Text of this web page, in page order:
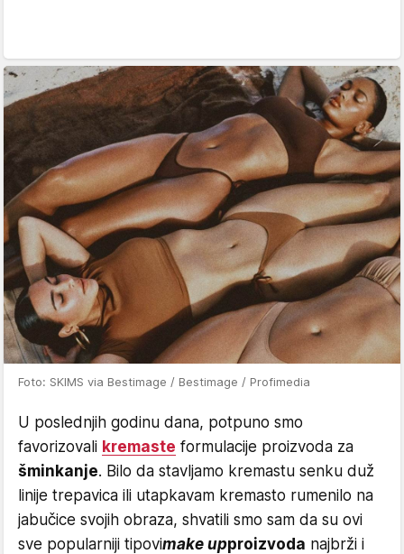
Foto: SKIMS via Bestimage / Bestimage / Profimedia
U poslednjih godinu dana, potpuno smo
favorizovali kremaste formulacije proizvoda za
šminkanje. Bilo da stavljamo kremastu senku duž
linije trepavica ili utapkavam kremasto rumenilo na
jabučice svojih obraza, shvatili smo sam da su ovi
sve popularniji tipovimake upproizvoda najbrži i